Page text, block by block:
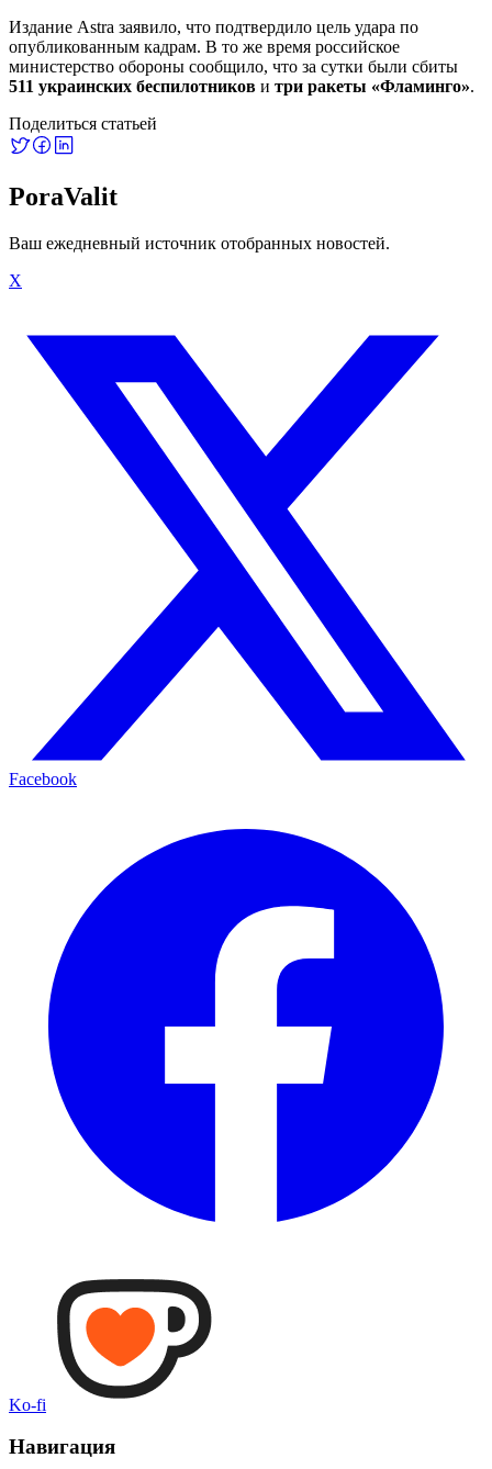
Издание Astra заявило, что подтвердило цель удара по
опубликованным кадрам. В то же время российское
министерство обороны сообщило, что за сутки были сбиты
511 украинских беспилотников и три ракеты «Фламинго».
Поделиться статьей
PoraValit
Ваш ежедневный источник отобранных новостей.
X
Facebook
Ko-fi
Навигация